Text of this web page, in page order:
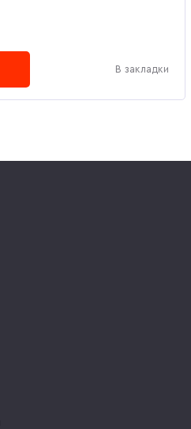
В закладки